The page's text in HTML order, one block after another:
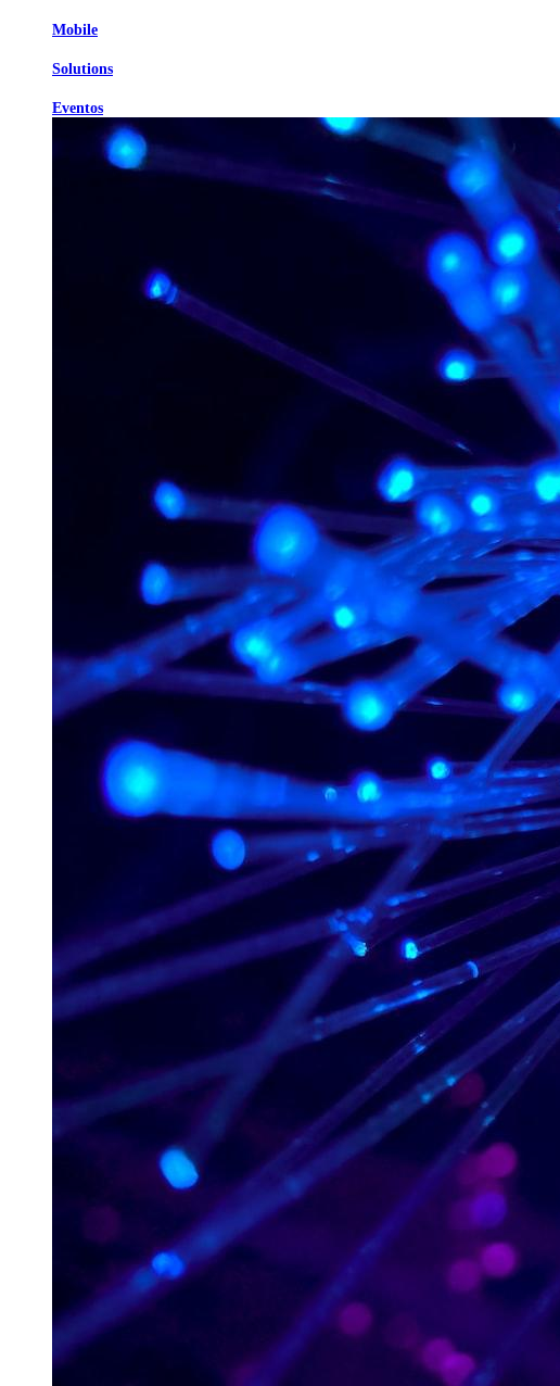
Mobile
Solutions
Eventos